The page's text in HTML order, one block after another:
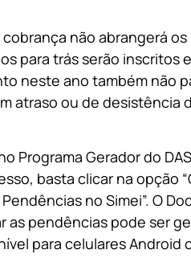
não abrangerá os
para trás serão inscritos
neste ano também não
atraso ou de desistência
Gerador do DAS
basta clicar na opção
no Simei”. O
as pendências pode ser
para celulares Android